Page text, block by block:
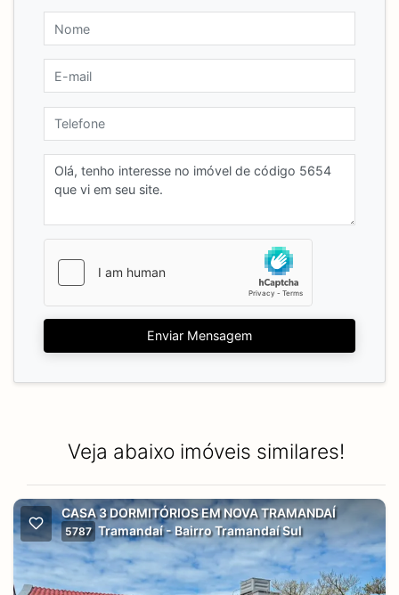
Enviar Mensagem
Veja abaixo imóveis similares!
CASA 3 DORMITÓRIOS EM NOVA TRAMANDAÍ
5787 Tramandaí - Bairro Tramandaí Sul